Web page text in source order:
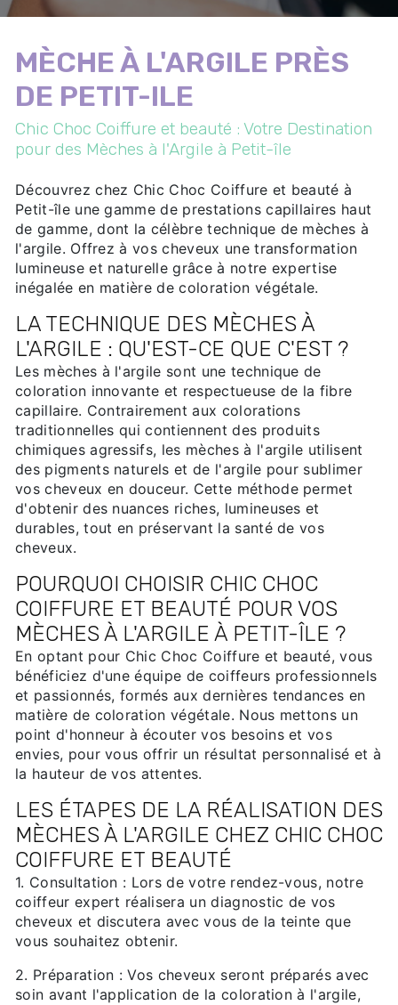
MÈCHE À L'ARGILE PRÈS
DE PETIT-ILE
Chic Choc Coiffure et beauté : Votre Destination
pour des Mèches à l'Argile à Petit-île
Découvrez chez Chic Choc Coiffure et beauté à
Petit-île une gamme de prestations capillaires haut
de gamme, dont la célèbre technique de mèches à
l'argile. Offrez à vos cheveux une transformation
lumineuse et naturelle grâce à notre expertise
inégalée en matière de coloration végétale.
LA TECHNIQUE DES MÈCHES À
L'ARGILE : QU'EST-CE QUE C'EST ?
Les mèches à l'argile sont une technique de
coloration innovante et respectueuse de la fibre
capillaire. Contrairement aux colorations
traditionnelles qui contiennent des produits
chimiques agressifs, les mèches à l'argile utilisent
des pigments naturels et de l'argile pour sublimer
vos cheveux en douceur. Cette méthode permet
d'obtenir des nuances riches, lumineuses et
durables, tout en préservant la santé de vos
cheveux.
POURQUOI CHOISIR CHIC CHOC
COIFFURE ET BEAUTÉ POUR VOS
MÈCHES À L'ARGILE À PETIT-ÎLE ?
En optant pour Chic Choc Coiffure et beauté, vous
bénéficiez d'une équipe de coiffeurs professionnels
et passionnés, formés aux dernières tendances en
matière de coloration végétale. Nous mettons un
point d'honneur à écouter vos besoins et vos
envies, pour vous offrir un résultat personnalisé et à
la hauteur de vos attentes.
LES ÉTAPES DE LA RÉALISATION DES
MÈCHES À L'ARGILE CHEZ CHIC CHOC
COIFFURE ET BEAUTÉ
1. Consultation : Lors de votre rendez-vous, notre
coiffeur expert réalisera un diagnostic de vos
cheveux et discutera avec vous de la teinte que
vous souhaitez obtenir.
2. Préparation : Vos cheveux seront préparés avec
soin avant l'application de la coloration à l'argile,